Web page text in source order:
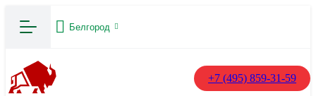
Белгород
+7 (495) 859-31-59